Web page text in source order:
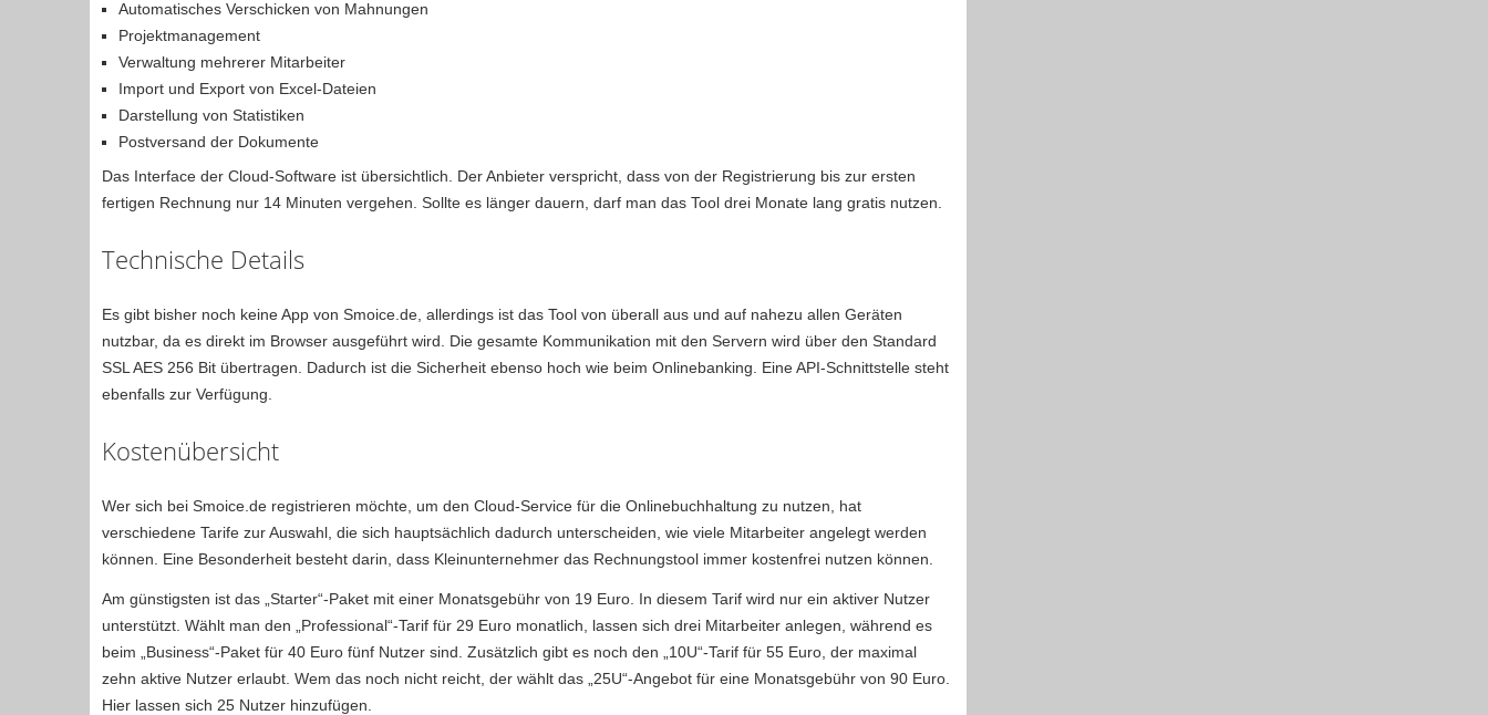
Automatisches Verschicken von Mahnungen
Projektmanagement
Verwaltung mehrerer Mitarbeiter
Import und Export von Excel-Dateien
Darstellung von Statistiken
Postversand der Dokumente
Das Interface der Cloud-Software ist übersichtlich. Der Anbieter verspricht, dass von der Registrierung bis zur ersten
fertigen Rechnung nur 14 Minuten vergehen. Sollte es länger dauern, darf man das Tool drei Monate lang gratis nutzen.
Technische Details
Es gibt bisher noch keine App von Smoice.de, allerdings ist das Tool von überall aus und auf nahezu allen Geräten
nutzbar, da es direkt im Browser ausgeführt wird. Die gesamte Kommunikation mit den Servern wird über den Standard
SSL AES 256 Bit übertragen. Dadurch ist die Sicherheit ebenso hoch wie beim Onlinebanking. Eine API-Schnittstelle steht
ebenfalls zur Verfügung.
Kostenübersicht
Wer sich bei Smoice.de registrieren möchte, um den Cloud-Service für die Onlinebuchhaltung zu nutzen, hat
verschiedene Tarife zur Auswahl, die sich hauptsächlich dadurch unterscheiden, wie viele Mitarbeiter angelegt werden
können. Eine Besonderheit besteht darin, dass Kleinunternehmer das Rechnungstool immer kostenfrei nutzen können.
Am günstigsten ist das „Starter“-Paket mit einer Monatsgebühr von 19 Euro. In diesem Tarif wird nur ein aktiver Nutzer
unterstützt. Wählt man den „Professional“-Tarif für 29 Euro monatlich, lassen sich drei Mitarbeiter anlegen, während es
beim „Business“-Paket für 40 Euro fünf Nutzer sind. Zusätzlich gibt es noch den „10U“-Tarif für 55 Euro, der maximal
zehn aktive Nutzer erlaubt. Wem das noch nicht reicht, der wählt das „25U“-Angebot für eine Monatsgebühr von 90 Euro.
Hier lassen sich 25 Nutzer hinzufügen.